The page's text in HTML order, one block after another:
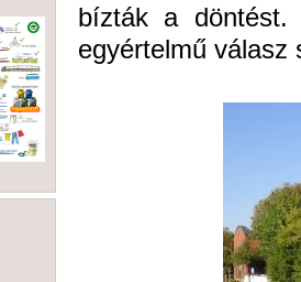
bízták a döntést.
egyértelmű válasz